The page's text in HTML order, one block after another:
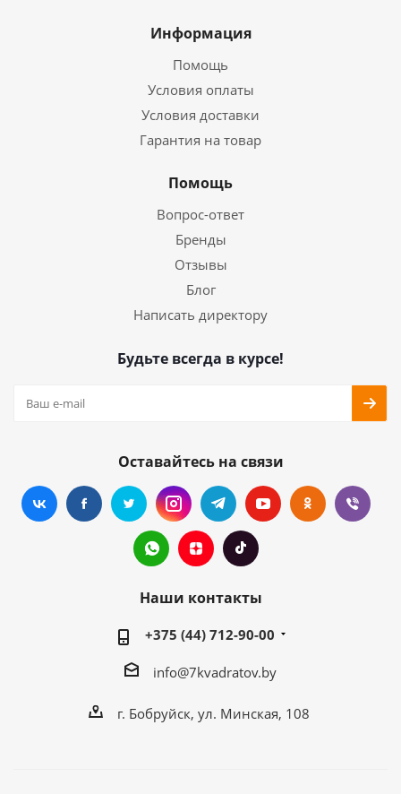
Информация
Помощь
Условия оплаты
Условия доставки
Гарантия на товар
Помощь
Вопрос-ответ
Бренды
Отзывы
Блог
Написать директору
Будьте всегда в курсе!
Оставайтесь на связи
Наши контакты
+375 (44) 712-90-00
info@7kvadratov.by
г. Бобруйск, ул. Минская, 108